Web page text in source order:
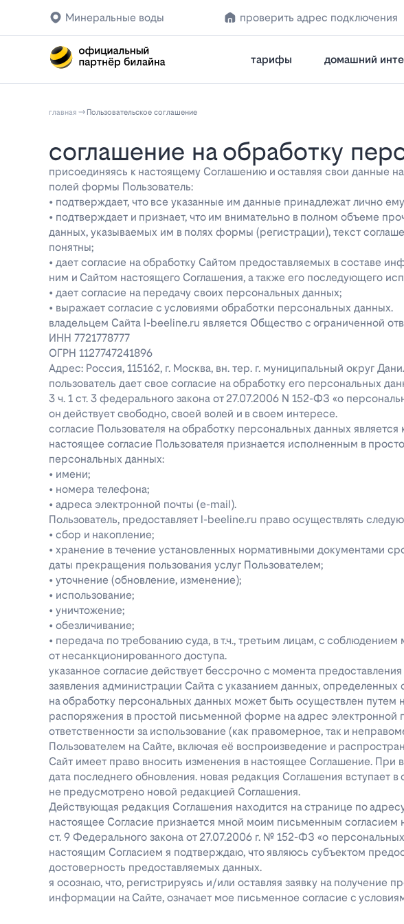
Минеральные воды проверить адрес подключения
тарифы домашний
главная Пользовательское соглашение
соглашение на обработку
присоединяясь к настоящему Соглашению и оставляя свои данные
полей формы Пользователь:
• подтверждает, что все указанные им данные принадлежат лично
• подтверждает и признает, что им внимательно в полном объеме
данных, указываемых им в полях формы (регистрации), текст
понятны;
• дает согласие на обработку Сайтом предоставляемых в составе
ним и Сайтом настоящего Соглашения, а также его последующего
• дает согласие на передачу своих персональных данных;
• выражает согласие с условиями обработки персональных данных.
владельцем Сайта l-beeline.ru является Общество с ограниченной
ИНН 7721778777
ОГРН 1127747241896
Адрес: Россия, 115162, г. Москва, вн. тер. г. муниципальный округ
пользователь дает свое согласие на обработку его персональных
3 ч. 1 ст. 3 федерального закона от 27.07.2006 N 152-ФЗ «о
он действует свободно, своей волей и в своем интересе.
согласие Пользователя на обработку персональных данных
настоящее согласие Пользователя признается исполненным в
персональных данных:
• имени;
• номера телефона;
• адреса электронной почты (e-mail).
Пользователь, предоставляет l-beeline.ru право осуществлять
• сбор и накопление;
• хранение в течение установленных нормативными документами
даты прекращения пользования услуг Пользователем;
• уточнение (обновление, изменение);
• использование;
• уничтожение;
• обезличивание;
• передача по требованию суда, в т.ч., третьим лицам, с
от несанкционированного доступа.
указанное согласие действует бессрочно с момента
заявления администрации Сайта с указанием данных, определенных
на обработку персональных данных может быть осуществлен путем
распоряжения в простой письменной форме на адрес электронной
ответственности за использование (как правомерное, так и
Пользователем на Сайте, включая её воспроизведение и
Сайт имеет право вносить изменения в настоящее Соглашение. При
дата последнего обновления. новая редакция Соглашения вступает
не предусмотрено новой редакцией Соглашения.
Действующая редакция Соглашения находится на странице по
настоящее Согласие признается мной моим письменным
ст. 9 Федерального закона от 27.07.2006 г. № 152-ФЗ «о
настоящим Согласием я подтверждаю, что являюсь субъектом
достоверность предоставляемых данных.
я осознаю, что, регистрируясь и/или оставляя заявку на
информации на Сайте, означает мое письменное согласие с